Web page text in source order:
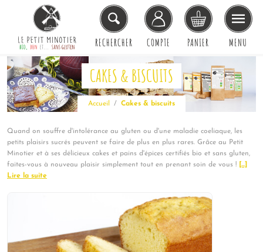
RECHERCHER COMPTE PANIER MENU
CAKES & BISCUITS
Accueil Cakes & biscuits
Quand on souffre d'intolérance au gluten ou d'une maladie coeliaque, les
petits plaisirs sucrés peuvent se faire de plus en plus rares. Grâce au Petit
Minotier et à ses délicieux cakes et pains d'épices certifiés bio et sans gluten,
faites-vous à nouveau plaisir simplement tout en prenant soin de vous !
[...]
Lire la suite